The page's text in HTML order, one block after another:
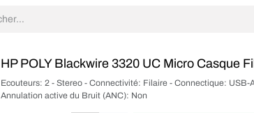
HP POLY Blackwire 3320 UC Micro Casque
Ecouteurs: 2 - Stereo - Connectivité: Filaire - Connectique:
Annulation active du Bruit (ANC): Non